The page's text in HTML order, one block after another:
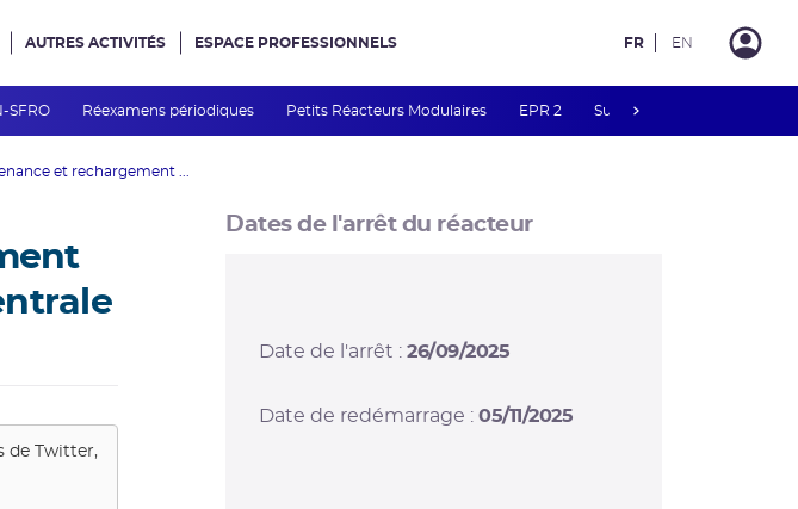
SFRO Réexamens périodiques Petits Réacteurs Modulaires EPR 2 Surveillance des PFAS
AUTRES ACTIVITÉS ESPACE PROFESSIONNELS FR EN
et rechargement ...
de
Twitter,
Dates de l'arrêt du réacteur
Date de l'arrêt : 26/09/2025
Date de redémarrage : 05/11/2025